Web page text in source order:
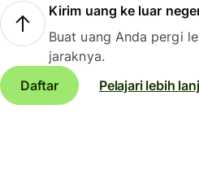
Kirim uang ke luar
Buat uang Anda pergi
jaraknya.
Daftar
Pelajari lebih